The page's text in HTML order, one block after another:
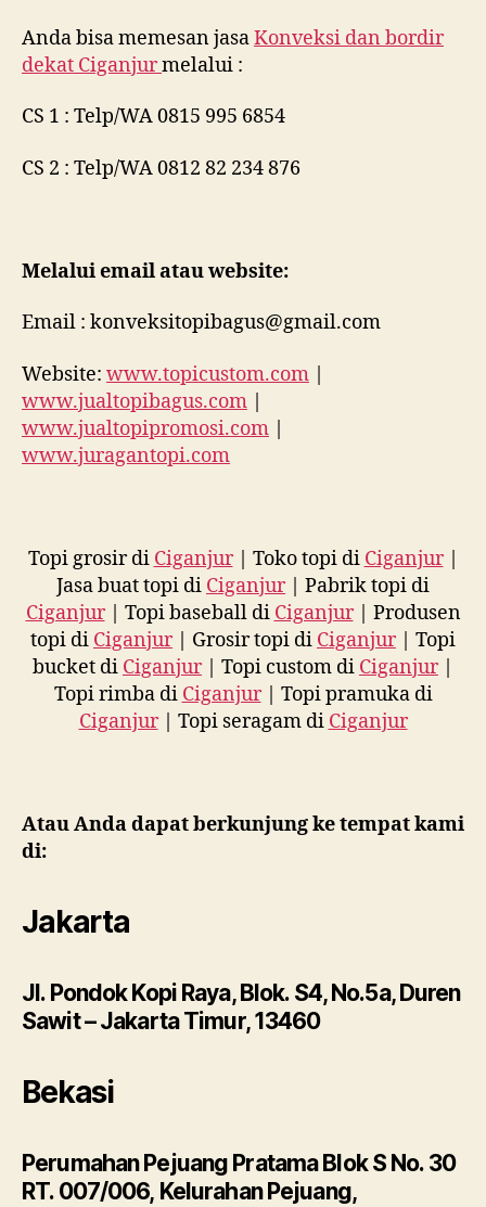
Anda bisa memesan jasaKonveksi dan bordir
dekat Ciganjurmelalui :
CS 1 : Telp/WA 0815 995 6854
CS 2 : Telp/WA 0812 82 234 876
Melalui email atau website:
Email : konveksitopibagus@gmail.com
Website: www.topicustom.com |
www.jualtopibagus.com |
www.jualtopipromosi.com |
www.juragantopi.com
Topi grosir di Ciganjur| Toko topi di Ciganjur|
Jasa buat topi di Ciganjur| Pabrik topi di
Ciganjur| Topi baseball di Ciganjur| Produsen
topi di Ciganjur| Grosir topi di Ciganjur| Topi
bucket di Ciganjur| Topi custom di Ciganjur|
Topi rimba di Ciganjur| Topi pramuka di
Ciganjur| Topi seragam di Ciganjur
Atau Anda dapat berkunjung ke tempat kami
di:
Jakarta
Jl. Pondok Kopi Raya, Blok. S4, No.5a, Duren
Sawit – Jakarta Timur, 13460
Bekasi
Perumahan Pejuang Pratama Blok S No. 30
RT. 007/006, Kelurahan Pejuang,